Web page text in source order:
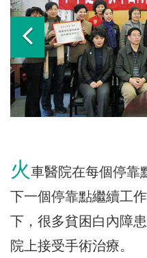
火車醫院在每個停靠
下一個停靠點繼續工
下，很多貧困白內障
院上接受手術治療。